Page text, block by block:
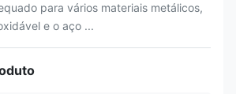
para vários materiais metálicos,
e o aço ...